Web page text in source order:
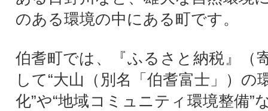
のある環境の中にある町です。
伯耆町では、『ふるさと納税』（
して“大山（別名「伯耆富士」）の
化”や“地域コミュニティ環境整備”